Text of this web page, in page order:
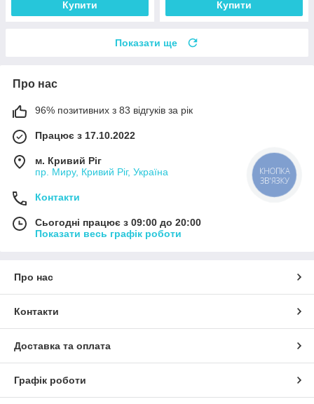
Купити Купити
Показати ще
Про нас
96% позитивних з 83 відгуків за рік
Працює з 17.10.2022
м. Кривий Ріг
пр. Миру, Кривий Ріг, Україна
Контакти
Сьогодні працює з 09:00 до 20:00
Показати весь графік роботи
Про нас
Контакти
Доставка та оплата
Графік роботи
КНОПКА
ЗВ'ЯЗКУ